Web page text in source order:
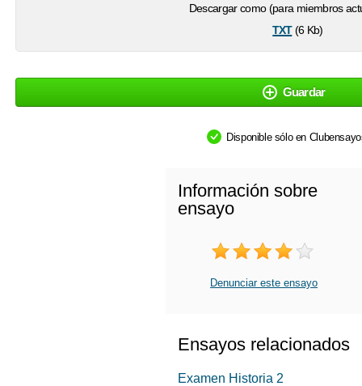
Descargar como (para miembros
txt(6 Kb)
Guardar
Disponible sólo en
Información sobre
ensayo
Denunciar este ensayo
Ensayos relacionados
Examen Historia 2